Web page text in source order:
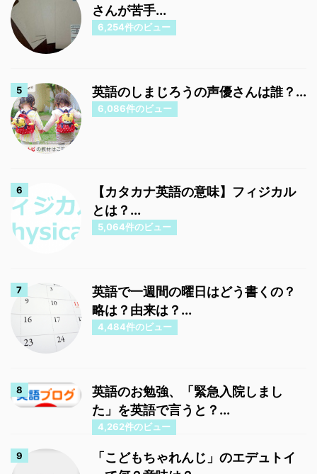
さんが苦手...
6,254件のビュー
英語のしまじろうの声優さんは誰？...
6,086件のビュー
【カタカナ英語の意味】フィジカル
とは？...
5,064件のビュー
英語で一週間の曜日はどう書くの？
略は？由来は？...
4,484件のビュー
英語のお勉強、「緊急入院しまし
た」を英語で言うと？...
4,262件のビュー
「こどもちゃれんじ」のエデュトイ